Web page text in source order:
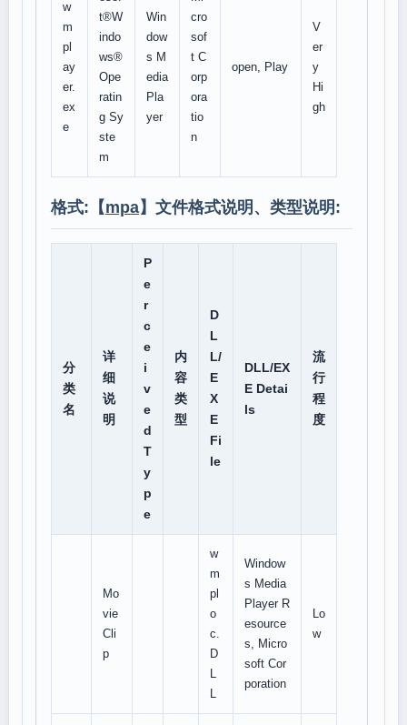
w
m
pl
ay
er.
ex
e
t®W
indo
ws®
Ope
ratin
g Sy
ste
m
Win
dow
s M
edia
Pla
yer
cro
sof
t C
orp
ora
tio
n
open, Play
V
er
y
Hi
gh
格式:【mpa】文件格式说明、类型说明:
分
类
名
详
细
说
明
P
e
r
c
e
i
v
e
d
T
y
p
e
内
容
类
型
D
L
L/
E
X
E
Fi
le
DLL/EX
E Detai
ls
流
行
程
度
Mo
vie
Cli
p
w
m
pl
o
c.
D
L
L
Window
s Media
Player R
esource
s, Micro
soft Cor
poration
Lo
w